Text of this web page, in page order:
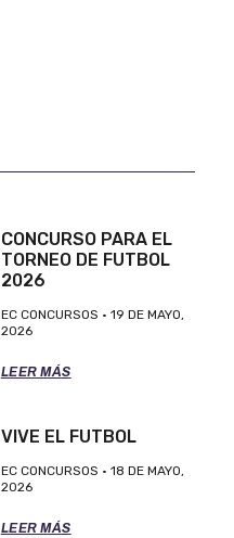
CONCURSO PARA EL
TORNEO DE FUTBOL
2026
EC CONCURSOS
19 DE MAYO,
2026
LEER MÁS
VIVE EL FUTBOL
EC CONCURSOS
18 DE MAYO,
2026
LEER MÁS